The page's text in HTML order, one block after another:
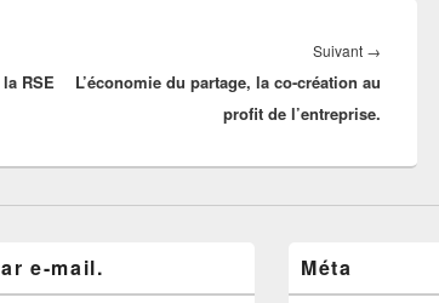
RSE
Suivant →
L’économie du partage, la co-création au
profit de l’entreprise.
e-mail. Méta